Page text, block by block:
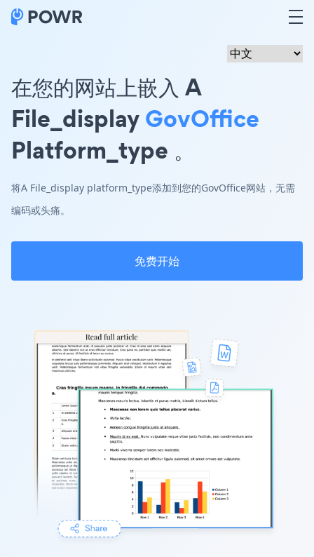
在您的网站上嵌入 A
File_displayGovOffice
Platform_type 。
将A File_display platform_type添加到您的GovOffice网站，无需
编码或头痛。
免费开始